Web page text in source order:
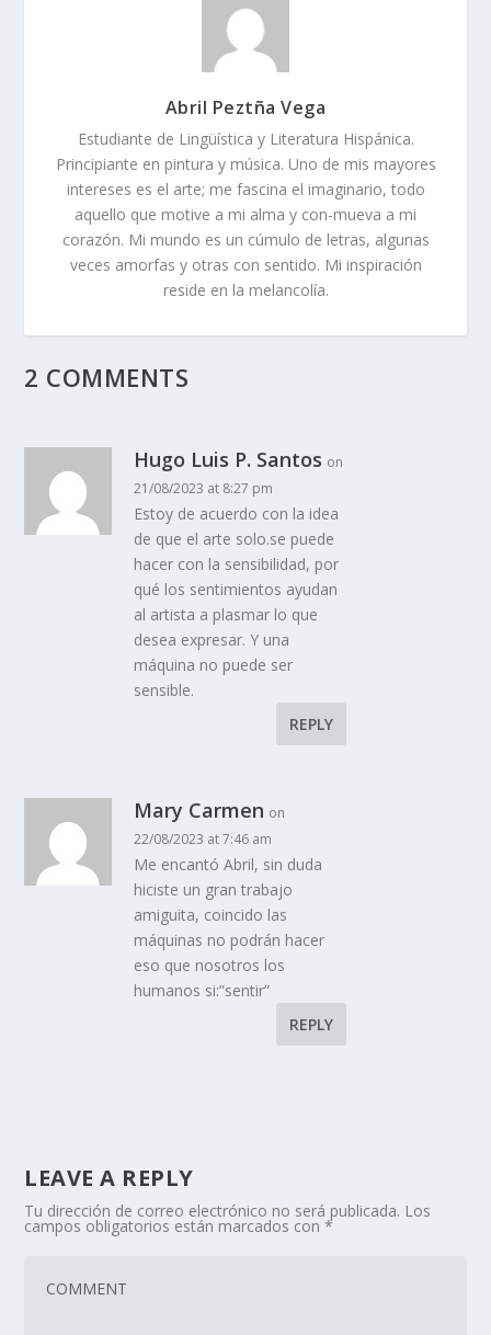
Abril Peztña Vega
Estudiante de Lingüística y Literatura Hispánica.
Principiante en pintura y música. Uno de mis mayores
intereses es el arte; me fascina el imaginario, todo
aquello que motive a mi alma y con-mueva a mi
corazón. Mi mundo es un cúmulo de letras, algunas
veces amorfas y otras con sentido. Mi inspiración
reside en la melancolía.
2 COMMENTS
Hugo Luis P. Santos on
21/08/2023 at 8:27 pm
Estoy de acuerdo con la idea
de que el arte solo.se puede
hacer con la sensibilidad, por
qué los sentimientos ayudan
al artista a plasmar lo que
desea expresar. Y una
máquina no puede ser
sensible.
REPLY
Mary Carmen on
22/08/2023 at 7:46 am
Me encantó Abril, sin duda
hiciste un gran trabajo
amiguita, coincido las
máquinas no podrán hacer
eso que nosotros los
humanos si:”sentir”
REPLY
LEAVE A REPLY
Tu dirección de correo electrónico no será publicada. Los
campos obligatorios están marcados con*